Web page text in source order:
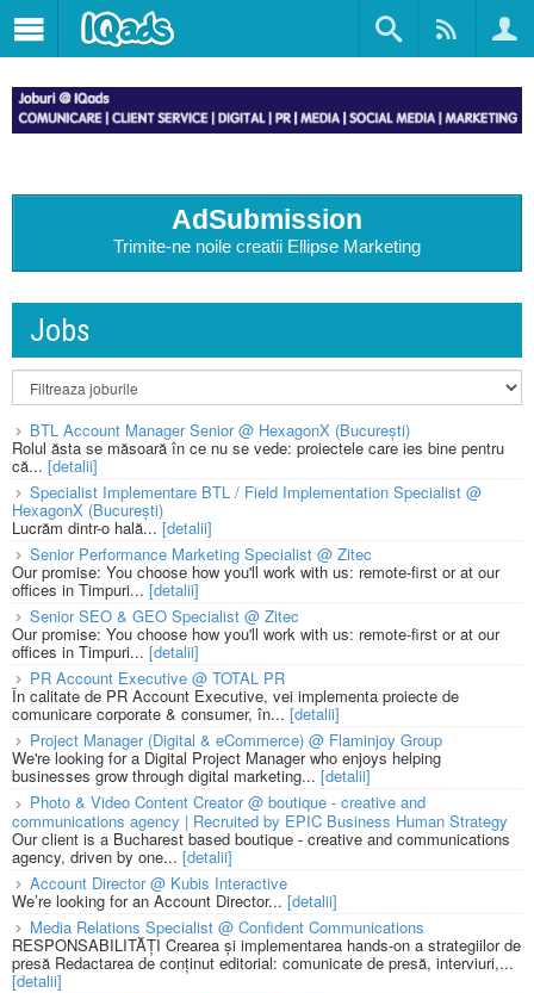
AdSubmission
Trimite-ne noile creatii Ellipse Marketing
Jobs
BTL Account Manager Senior @ HexagonX (București)
Rolul ăsta se măsoară în ce nu se vede: proiectele care ies bine pentru
că... [detalii]
Specialist Implementare BTL / Field Implementation Specialist @
HexagonX (București)
Lucrăm dintr-o hală...[detalii]
Senior Performance Marketing Specialist @ Zitec
Our promise: You choose how you'll work with us: remote-first or at our
offices in Timpuri... [detalii]
Senior SEO & GEO Specialist @ Zitec
Our promise: You choose how you'll work with us: remote-first or at our
offices in Timpuri... [detalii]
PR Account Executive @ TOTAL PR
În calitate de PR Account Executive, vei implementa proiecte de
comunicare corporate & consumer, în... [detalii]
Project Manager (Digital & eCommerce) @ Flaminjoy Group
We're looking for a Digital Project Manager who enjoys helping
businesses grow through digital marketing... [detalii]
Photo & Video Content Creator @ boutique - creative and
communications agency | Recruited by EPIC Business Human Strategy
Our client is a Bucharest based boutique - creative and communications
agency, driven by one... [detalii]
Account Director @ Kubis Interactive
We’re looking for an Account Director... [detalii]
Media Relations Specialist @ Confident Communications
RESPONSABILITĂȚI Crearea și implementarea hands-on a strategiilor de
presă Redactarea de conținut editorial: comunicate de presă, interviuri,...
[detalii]